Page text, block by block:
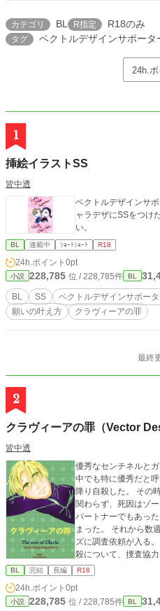
カテゴリ BL R指定 R18のみ
タグ ベクトルデザインサポータ
1
挿絵イラストSS
皆中透
ベクトルデザインサ
ャラデザにSSをつけ
い。
BL 連載中 ｼｮｰﾄｼｮｰﾄ R18
24h.ポイント 0pt
小説 228,785 位 / 228,785件 BL
BL SS ベクトルデザインサポー
願いの叶え方
クラヴィーアの罪
最終
2
クラヴィーアの罪（Vector
皆中透
優秀なセンチネルとガ
中でも特に優秀だと
降り自殺した。 その時、ペアはケアの真っ最中であったにも
関わらず、死因はゾーンアウト。 ボン
パートナーでもあっ
まった。 それから数週間たち、ベクトルデザインサポーター
ズに調査依頼が入る。 「春先からずっと続くセンチネルの自
殺について、捜査協力を頼みたい」
査。 潜入先は、翔平、鉄平
きつけられる、能力者と非
択肢は、バースによって決まらな
男、田崎が奮闘するシ
BL 完結 長編 R18
24h.ポイント 0pt
小説 228,785 位 / 228,785件 BL